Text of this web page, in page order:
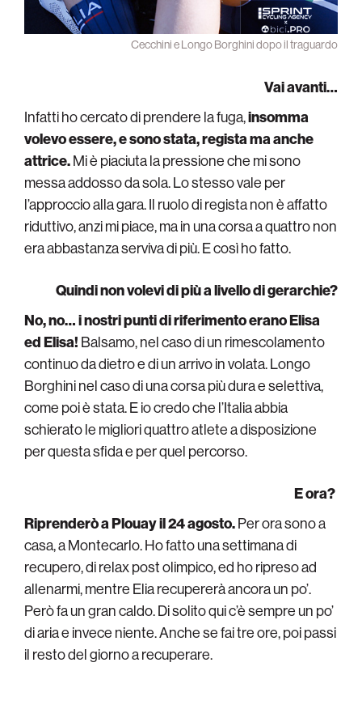
Cecchini e Longo Borghini dopo il traguardo
Vai avanti…
Infatti ho cercato di prendere la fuga,insomma
volevo essere, e sono stata, regista ma anche
attrice.Mi è piaciuta la pressione che mi sono
messa addosso da sola. Lo stesso vale per
l’approccio alla gara. Il ruolo di regista non è affatto
riduttivo, anzi mi piace, ma in una corsa a quattro non
era abbastanza serviva di più. E così ho fatto.
Quindi non volevi di più a livello di gerarchie?
No, no… i nostri punti di riferimento erano Elisa
ed Elisa! Balsamo, nel caso di un rimescolamento
continuo da dietro e di un arrivo in volata. Longo
Borghini nel caso di una corsa più dura e selettiva,
come poi è stata. E io credo che l’Italia abbia
schierato le migliori quattro atlete a disposizione
per questa sfida e per quel percorso.
E ora?
Riprenderò a Plouay il 24 agosto.Per ora sono a
casa, a Montecarlo. Ho fatto una settimana di
recupero, di relax post olimpico, ed ho ripreso ad
allenarmi, mentre Elia recupererà ancora un po’.
Però fa un gran caldo. Di solito qui c’è sempre un po’
di aria e invece niente. Anche se fai tre ore, poi passi
il resto del giorno a recuperare.